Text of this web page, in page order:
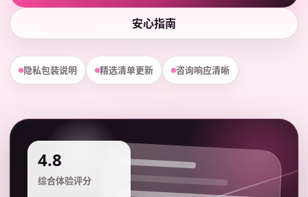
安心指南
隐私包装说明 精选清单更新 咨询响应清晰
4.8
综合体验评分